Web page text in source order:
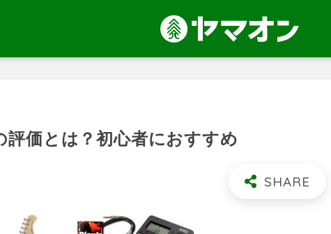
価とは？初心者におすすめ